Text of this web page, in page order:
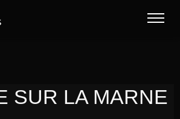
SUR LA MARNE